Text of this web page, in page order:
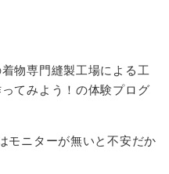
物専門縫製工場による工
てみよう！の体験プログ
モニターが無いと不安だか